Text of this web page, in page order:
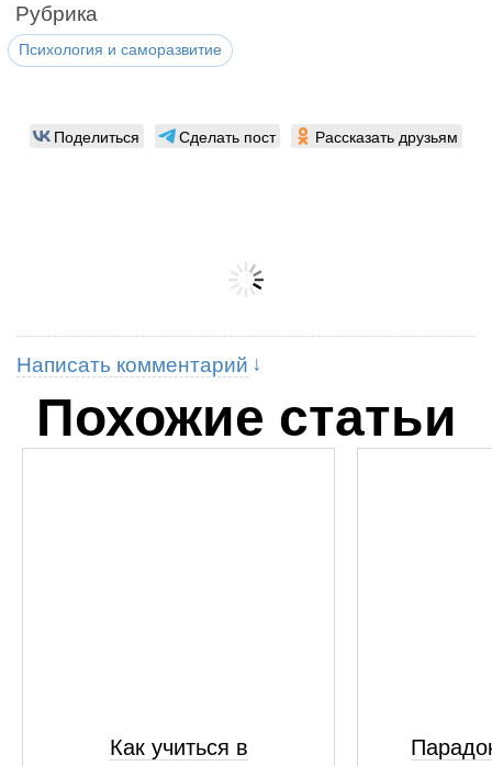
Рубрика
Психология и саморазвитие
Поделиться Сделать пост Рассказать друзьям
Написать комментарий
Похожие статьи
Как учиться в